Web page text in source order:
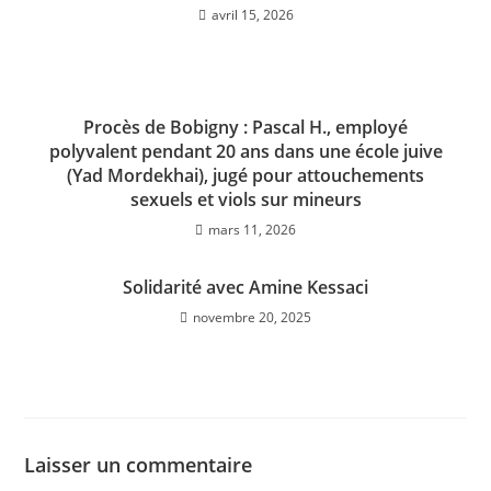
avril 15, 2026
Procès de Bobigny : Pascal H., employé
polyvalent pendant 20 ans dans une école juive
(Yad Mordekhai), jugé pour attouchements
sexuels et viols sur mineurs
mars 11, 2026
Solidarité avec Amine Kessaci
novembre 20, 2025
Laisser un commentaire